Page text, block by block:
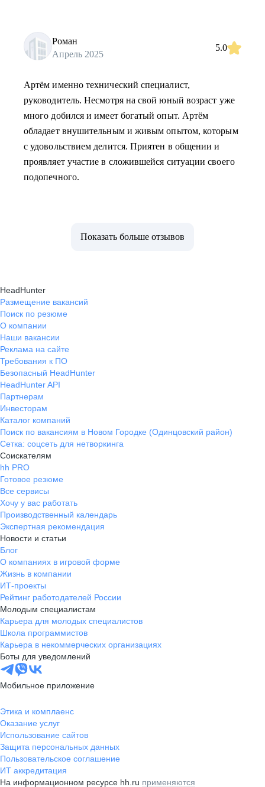
Роман
Апрель 2025
5.0
Артём именно технический специалист,
руководитель. Несмотря на свой юный возраст уже
много добился и имеет богатый опыт. Артём
обладает внушительным и живым опытом, которым
с удовольствием делится. Приятен в общении и
проявляет участие в сложившейся ситуации своего
подопечного.
Показать больше отзывов
HeadHunter
Размещение вакансий
Поиск по резюме
О компании
Наши вакансии
Реклама на сайте
Требования к ПО
Безопасный HeadHunter
HeadHunter API
Партнерам
Инвесторам
Каталог компаний
Поиск по вакансиям в Новом Городке (Одинцовский район)
Сетка: соцсеть для нетворкинга
Соискателям
hh PRO
Готовое резюме
Все сервисы
Хочу у вас работать
Производственный календарь
Экспертная рекомендация
Новости и статьи
Блог
О компаниях в игровой форме
Жизнь в компании
ИТ-проекты
Рейтинг работодателей России
Молодым специалистам
Карьера для молодых специалистов
Школа программистов
Карьера в некоммерческих организациях
Боты для уведомлений
Мобильное приложение
Этика и комплаенс
Оказание услуг
Использование сайтов
Защита персональных данных
Пользовательское соглашение
ИТ аккредитация
На информационном ресурсе hh.ru применяются